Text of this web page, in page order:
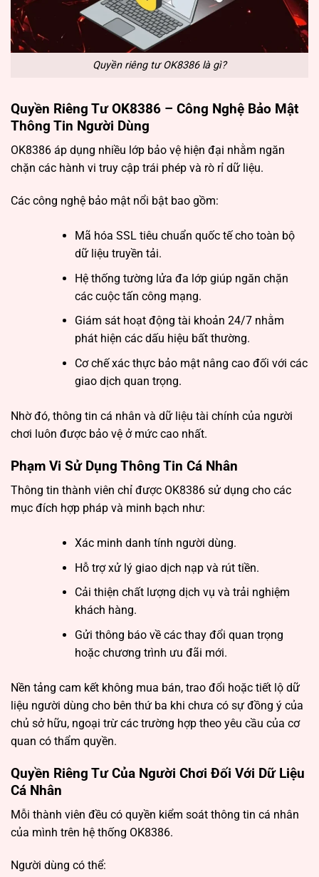
Quyền riêng tư OK8386 là gì?
Quyền Riêng Tư OK8386 – Công Nghệ Bảo Mật
Thông Tin Người Dùng
OK8386 áp dụng nhiều lớp bảo vệ hiện đại nhằm ngăn
chặn các hành vi truy cập trái phép và rò rỉ dữ liệu.
Các công nghệ bảo mật nổi bật bao gồm:
Mã hóa SSL tiêu chuẩn quốc tế cho toàn bộ
dữ liệu truyền tải.
Hệ thống tường lửa đa lớp giúp ngăn chặn
các cuộc tấn công mạng.
Giám sát hoạt động tài khoản 24/7 nhằm
phát hiện các dấu hiệu bất thường.
Cơ chế xác thực bảo mật nâng cao đối với các
giao dịch quan trọng.
Nhờ đó, thông tin cá nhân và dữ liệu tài chính của người
chơi luôn được bảo vệ ở mức cao nhất.
Phạm Vi Sử Dụng Thông Tin Cá Nhân
Thông tin thành viên chỉ được OK8386 sử dụng cho các
mục đích hợp pháp và minh bạch như:
Xác minh danh tính người dùng.
Hỗ trợ xử lý giao dịch nạp và rút tiền.
Cải thiện chất lượng dịch vụ và trải nghiệm
khách hàng.
Gửi thông báo về các thay đổi quan trọng
hoặc chương trình ưu đãi mới.
Nền tảng cam kết không mua bán, trao đổi hoặc tiết lộ dữ
liệu người dùng cho bên thứ ba khi chưa có sự đồng ý của
chủ sở hữu, ngoại trừ các trường hợp theo yêu cầu của cơ
quan có thẩm quyền.
Quyền Riêng Tư Của Người Chơi Đối Với Dữ Liệu
Cá Nhân
Mỗi thành viên đều có quyền kiểm soát thông tin cá nhân
của mình trên hệ thống OK8386.
Người dùng có thể: